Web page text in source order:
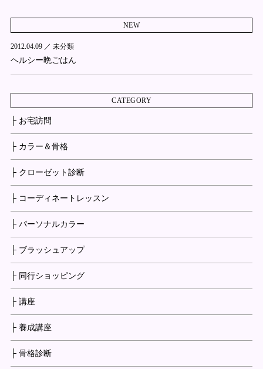
NEW
2012.04.09 ／ 未分類
ヘルシー晩ごはん
CATEGORY
├ お宅訪問
├ カラー＆骨格
├ クローゼット診断
├ コーディネートレッスン
├ パーソナルカラー
├ ブラッシュアップ
├ 同行ショッピング
├ 講座
├ 養成講座
├ 骨格診断